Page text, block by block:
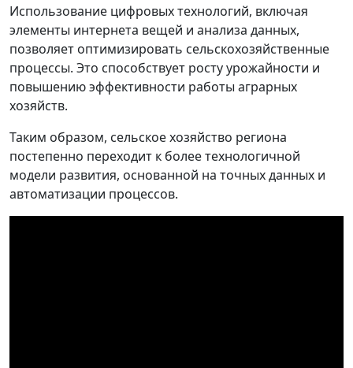
Использование цифровых технологий, включая
элементы интернета вещей и анализа данных,
позволяет оптимизировать сельскохозяйственные
процессы. Это способствует росту урожайности и
повышению эффективности работы аграрных
хозяйств.
Таким образом, сельское хозяйство региона
постепенно переходит к более технологичной
модели развития, основанной на точных данных и
автоматизации процессов.